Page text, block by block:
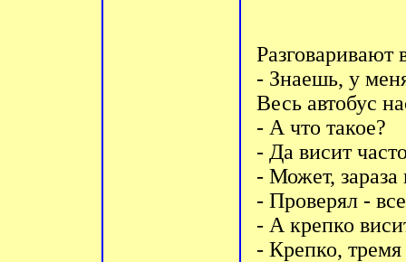
Разговаривают
- Знаешь, у
Весь автобус
- А что такое?
- Да висит
- Может, зараза
- Проверял -
- А крепко
- Крепко,